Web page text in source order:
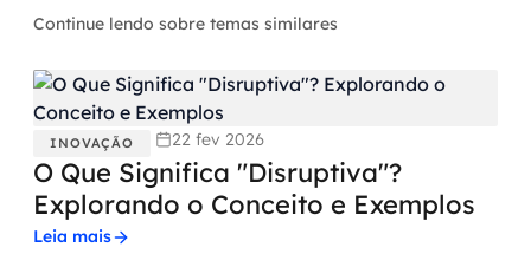
Continue lendo sobre temas similares
INOVAÇÃO 22 fev 2026
O Que Significa "Disruptiva"?
Explorando o Conceito e Exemplos
Leia mais